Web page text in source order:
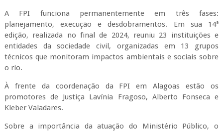
A FPI funciona permanentemente em três fases:
planejamento, execução e desdobramentos. Em sua 14ª
edição, realizada no final de 2024, reuniu 23 instituições e
entidades da sociedade civil, organizadas em 13 grupos
técnicos que monitoram impactos ambientais e sociais sobre
o rio.
À frente da coordenação da FPI em Alagoas estão os
promotores de Justiça Lavínia Fragoso, Alberto Fonseca e
Kleber Valadares.
Sobre a importância da atuação do Ministério Público, o